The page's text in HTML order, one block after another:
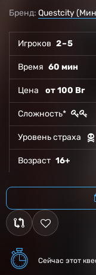
Бренд: Questcity
Игроков 2 – 5
Время 60 мин
Цена от 100 Br
Сложность*
Уровень страха
Возраст 16+
Сейчас этот